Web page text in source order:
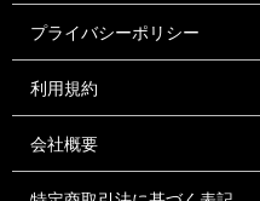
プライバシーポリシー
利用規約
会社概要